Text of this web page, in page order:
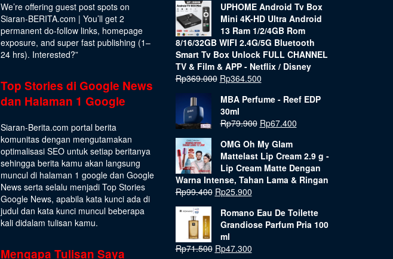
We’re offering guest post spots on
Siaran-BERITA.com | You’ll get 2
permanent do-follow links, homepage
exposure, and super fast publishing (1–
24 hrs). Interested?”
Top Stories di Google News
dan Halaman 1 Google
Siaran-Berita.com portal berita
komunitas dengan mengutamakan
optimalisasi SEO untuk setiap beritanya
sehingga berita kamu akan langsung
muncul di halaman 1 google dan Google
News serta selalu menjadi Top Stories
Google News, apabila kata kunci ada di
judul dan kata kunci muncul beberapa
kali didalam tulisan kamu.
Mengapa Tulisan Saya
UPHOME Android Tv Box
Mini 4K-HD Ultra Android
13 Ram 1/2/4GB Rom
8/16/32GB WIFI 2.4G/5G Bluetooth
Smart Tv Box Unlock FULL CHANNEL
TV & Film & APP - Netflix / Disney
Rp369.000 Rp364.500
MBA Perfume - Reef EDP
30ml
Rp79.900 Rp67.400
OMG Oh My Glam
Mattelast Lip Cream 2.9 g -
Lip Cream Matte Dengan
Warna Intense, Tahan Lama & Ringan
Rp99.400 Rp25.900
Romano Eau De Toilette
Grandiose Parfum Pria 100
ml
Rp71.500 Rp47.300